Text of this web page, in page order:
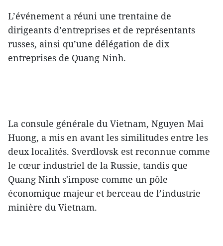
L’événement a réuni une trentaine de
dirigeants d’entreprises et de représentants
russes, ainsi qu’une délégation de dix
entreprises de Quang Ninh.
La consule générale du Vietnam, Nguyen Mai
Huong, a mis en avant les similitudes entre les
deux localités. Sverdlovsk est reconnue comme
le cœur industriel de la Russie, tandis que
Quang Ninh s'impose comme un pôle
économique majeur et berceau de l’industrie
minière du Vietnam.